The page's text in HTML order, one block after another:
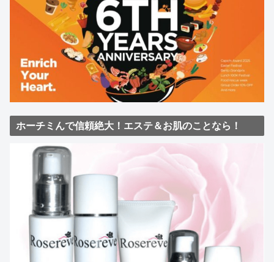
ホーチミんで信頼絶大！エステ＆お肌のことなら！